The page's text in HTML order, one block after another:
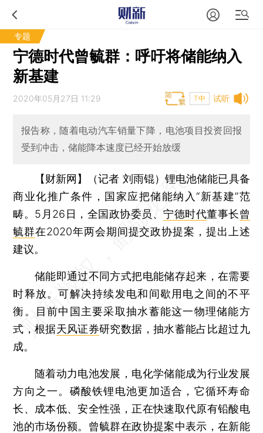
专题
宁德时代曾毓群：呼吁将储能纳入
新基建
试听
2020年05月27日 11:29 T中
报告称，随着电动汽车销量下降，电池项目投资回报
受到冲击，储能降本速度已经开始放缓
【财新网】（记者 刘雨锟） 锂电池储能已具备
商业化推广条件，国家应把储能纳入“新基建”范
畴。5月26日，全国政协委员、宁德时代董事长曾
毓群在2020年两会期间提交政协提案，提出上述
建议。
储能即通过不同方式把电能储存起来，在需要
时释放。可解决持续发电和间歇用电之间的不平
衡。目前中国主要采取抽水蓄能这一物理储能方
式，根据天风证券研究数据，抽水蓄能占比超过九
成。
随着动力电池发展，电化学储能成为行业发展
方向之一。磷酸铁锂电池更加适合，它循环寿命
长、成本低、安全性强，正在快速取代原有铅酸电
池的市场份额。曾毓群在政协提案中表示，在新能